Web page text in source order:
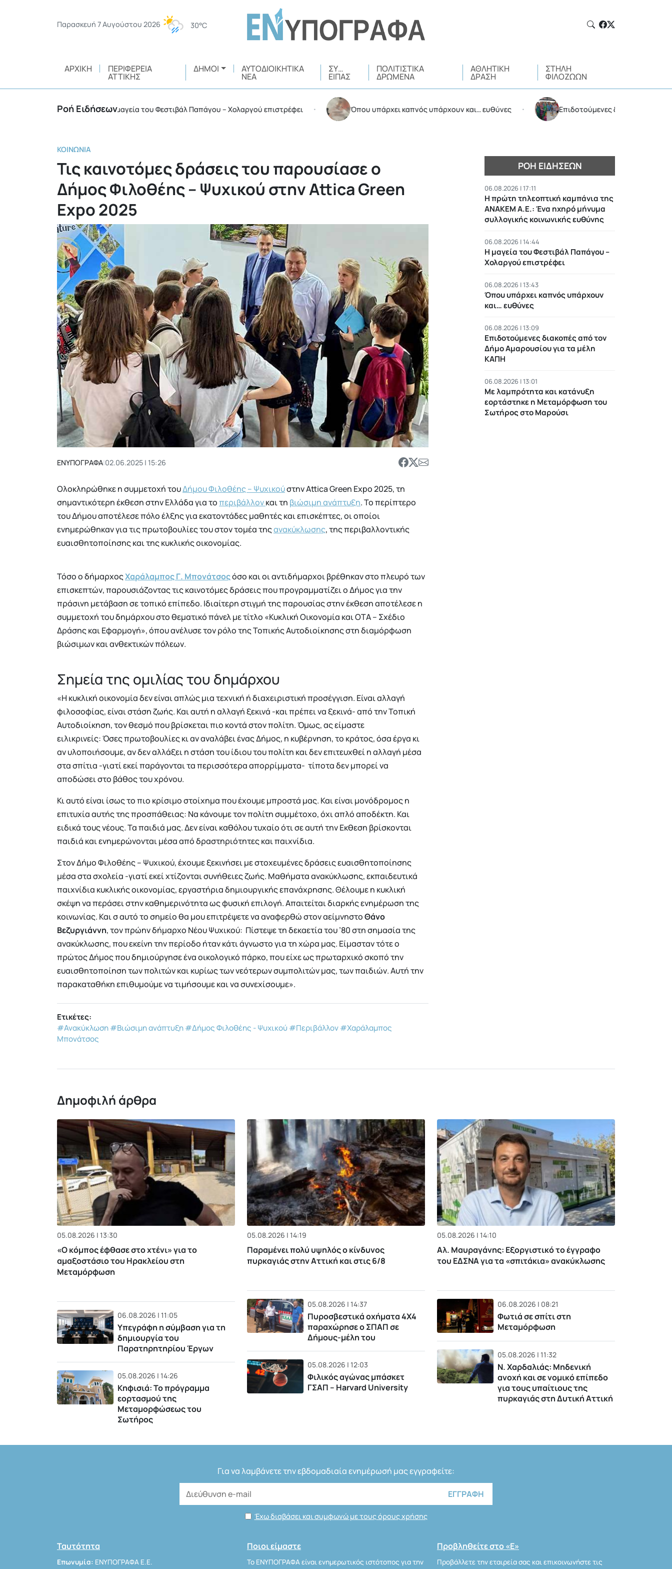
Παρασκευή 7 Αυγούστου 2026 30°C
ΑΡΧΙΚΉ ΠΕΡΙΦΈΡΕΙΑ
ΑΤΤΙΚΉΣ
ΔΉΜΟΙ ΑΥΤΟΔΙΟΙΚΗΤΙΚΆ
ΝΈΑ
ΣΥ…
ΕΊΠΑΣ
ΠΟΛΙΤΙΣΤΙΚΆ
ΔΡΏΜΕΝΑ
ΑΘΛΗΤΙΚΉ
ΔΡΆΣΗ
ΣΤΉΛΗ
ΦΙΛΌΖΩΩΝ
Ροή Ειδήσεων
Η μαγεία του Φεστιβάλ Παπάγου – Χολαργού επιστρέφει • Όπου υπάρχει καπνός υπάρχουν και… ευθύνες • Επιδοτούμενες διακοπές από τον
ΚΟΙΝΩΝΊΑ
Τις καινοτόμες δράσεις του παρουσίασε ο
Δήμος Φιλοθέης – Ψυχικού στην Attica Green
Expo 2025
ΕΝΥΠΟΓΡΑΦΑ|02.06.2025 | 15:26
Ολοκληρώθηκε η συμμετοχή τουΔήμου Φιλοθέης – Ψυχικούστην Attica Green Expo 2025, τη
σημαντικότερη έκθεση στην Ελλάδα για τοπεριβάλλονκαι τη βιώσιμη ανάπτυξη. Το περίπτερο
του Δήμου αποτέλεσε πόλο έλξης για εκατοντάδες μαθητές και επισκέπτες, οι οποίοι
ενημερώθηκαν για τις πρωτοβουλίες του στον τομέα τηςανακύκλωσης, της περιβαλλοντικής
ευαισθητοποίησης και της κυκλικής οικονομίας.
Τόσο ο δήμαρχοςΧαράλαμπος Γ. Μπονάτσοςόσο και οι αντιδήμαρχοι βρέθηκαν στο πλευρό των
επισκεπτών, παρουσιάζοντας τις καινοτόμες δράσεις που προγραμματίζει ο Δήμος για την
πράσινη μετάβαση σε τοπικό επίπεδο. Ιδιαίτερη στιγμή της παρουσίας στην έκθεση αποτέλεσε η
συμμετοχή του δημάρχου στο θεματικό πάνελ με τίτλο «Κυκλική Οικονομία και ΟΤΑ – Σχέδιο
Δράσης και Εφαρμογή», όπου ανέλυσε τον ρόλο της Τοπικής Αυτοδιοίκησης στη διαμόρφωση
βιώσιμων και ανθεκτικών πόλεων.
Σημεία της ομιλίας του δημάρχου
«Η κυκλική οικονομία δεν είναι απλώς μια τεχνική ή διαχειριστική προσέγγιση. Είναι αλλαγή
φιλοσοφίας, είναι στάση ζωής. Και αυτή η αλλαγή ξεκινά -και πρέπει να ξεκινά- από την Τοπική
Αυτοδιοίκηση, τον θεσμό που βρίσκεται πιο κοντά στον πολίτη. Όμως, ας είμαστε
ειλικρινείς: Όσες πρωτοβουλίες κι αν αναλάβει ένας Δήμος, η κυβέρνηση, το κράτος, όσα έργα κι
αν υλοποιήσουμε, αν δεν αλλάξει η στάση του ίδιου του πολίτη και δεν επιτευχθεί η αλλαγή μέσα
στα σπίτια -γιατί εκεί παράγονται τα περισσότερα απορρίμματα- τίποτα δεν μπορεί να
αποδώσει στο βάθος του χρόνου.
Κι αυτό είναι ίσως το πιο κρίσιμο στοίχημα που έχουμε μπροστά μας. Και είναι μονόδρομος η
επιτυχία αυτής της προσπάθειας: Να κάνουμε τον πολίτη συμμέτοχο, όχι απλό αποδέκτη. Και
ειδικά τους νέους. Τα παιδιά μας. Δεν είναι καθόλου τυχαίο ότι σε αυτή την Εκθεση βρίσκονται
παιδιά και ενημερώνονται μέσα από δραστηριότητες και παιχνίδια.
Στον Δήμο Φιλοθέης – Ψυχικού, έχουμε ξεκινήσει με στοχευμένες δράσεις ευαισθητοποίησης
μέσα στα σχολεία -γιατί εκεί χτίζονται συνήθειες ζωής. Μαθήματα ανακύκλωσης, εκπαιδευτικά
παιχνίδια κυκλικής οικονομίας, εργαστήρια δημιουργικής επανάχρησης. Θέλουμε η κυκλική
σκέψη να περάσει στην καθημερινότητα ως φυσική επιλογή. Απαιτείται διαρκής ενημέρωση της
κοινωνίας. Και σ αυτό το σημείο θα μου επιτρέψετε να αναφερθώ στον αείμνηστοΘάνο
Βεζυργιάννη, τον πρώην δήμαρχο Νέου Ψυχικού: Πίστεψε τη δεκαετία του ’80 στη σημασία της
ανακύκλωσης, που εκείνη την περίοδο ήταν κάτι άγνωστο για τη χώρα μας. Είμασταν τότε ο
πρώτος Δήμος που δημιούργησε ένα οικολογικό πάρκο, που είχε ως πρωταρχικό σκοπό την
ευαισθητοποίηση των πολιτών και κυρίως των νεότερων συμπολιτών μας, των παιδιών. Αυτή την
παρακαταθήκη επιθυμούμε να τιμήσουμε και να συνεχίσουμε».
Ετικέτες:
#Ανακύκλωση#Βιώσιμη ανάπτυξη#Δήμος Φιλοθέης - Ψυχικού #Περιβάλλον#Χαράλαμπος
Μπονάτσος
ΡΟΉ ΕΙΔΉΣΕΩΝ
06.08.2026 | 17:11
Η πρώτη τηλεοπτική καμπάνια της
ΑΝΑΚΕΜ Α.Ε.: Ένα ηχηρό μήνυμα
συλλογικής κοινωνικής ευθύνης
06.08.2026 | 14:44
Η μαγεία του Φεστιβάλ Παπάγου –
Χολαργού επιστρέφει
06.08.2026 | 13:43
Όπου υπάρχει καπνός υπάρχουν
και… ευθύνες
06.08.2026 | 13:09
Επιδοτούμενες διακοπές από τον
Δήμο Αμαρουσίου για τα μέλη
ΚΑΠΗ
06.08.2026 | 13:01
Με λαμπρότητα και κατάνυξη
εορτάστηκε η Μεταμόρφωση του
Σωτήρος στο Μαρούσι
Δημοφιλή άρθρα
05.08.2026 | 13:30
«Ο κόμπος έφθασε στο χτένι» για το
αμαξοστάσιο του Ηρακλείου στη
Μεταμόρφωση
06.08.2026 | 11:05
Υπεγράφη η σύμβαση για τη
δημιουργία του
Παρατηρητηρίου Έργων
05.08.2026 | 14:26
Κηφισιά: Το πρόγραμμα
εορτασμού της
Μεταμορφώσεως του
Σωτήρος
05.08.2026 | 14:19
Παραμένει πολύ υψηλός ο κίνδυνος
πυρκαγιάς στην Αττική και στις 6/8
05.08.2026 | 14:37
Πυροσβεστικά οχήματα 4Χ4
παραχώρησε ο ΣΠΑΠ σε
Δήμους-μέλη του
05.08.2026 | 12:03
Φιλικός αγώνας μπάσκετ
ΓΣΑΠ – Harvard University
05.08.2026 | 14:10
Αλ. Μαυραγάνης: Εξοργιστικό το έγγραφο
του ΕΔΣΝΑ για τα «σπιτάκια» ανακύκλωσης
06.08.2026 | 08:21
Φωτιά σε σπίτι στη
Μεταμόρφωση
05.08.2026 | 11:32
Ν. Χαρδαλιάς: Μηδενική
ανοχή και σε νομικό επίπεδο
για τους υπαίτιους της
πυρκαγιάς στη Δυτική Αττική
Για να λαμβάνετε την εβδομαδιαία ενημέρωσή μας εγγραφείτε:
Έχω διαβάσει και συμφωνώ με τους όρους χρήσης
Ταυτότητα
Επωνυμία: ΕΝΥΠΟΓΡΑΦΑ Ε.Ε.
Ποιοι είμαστε
Το ΕΝΥΠΟΓΡΑΦΑ είναι ενημερωτικός ιστότοπος για την
Προβληθείτε στο «Ε»
Προβάλλετε την εταιρεία σας και επικοινωνήστε τις